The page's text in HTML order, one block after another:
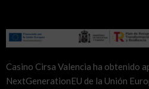
Casino Cirsa Valencia ha obtenido
NextGenerationEU de la Unión